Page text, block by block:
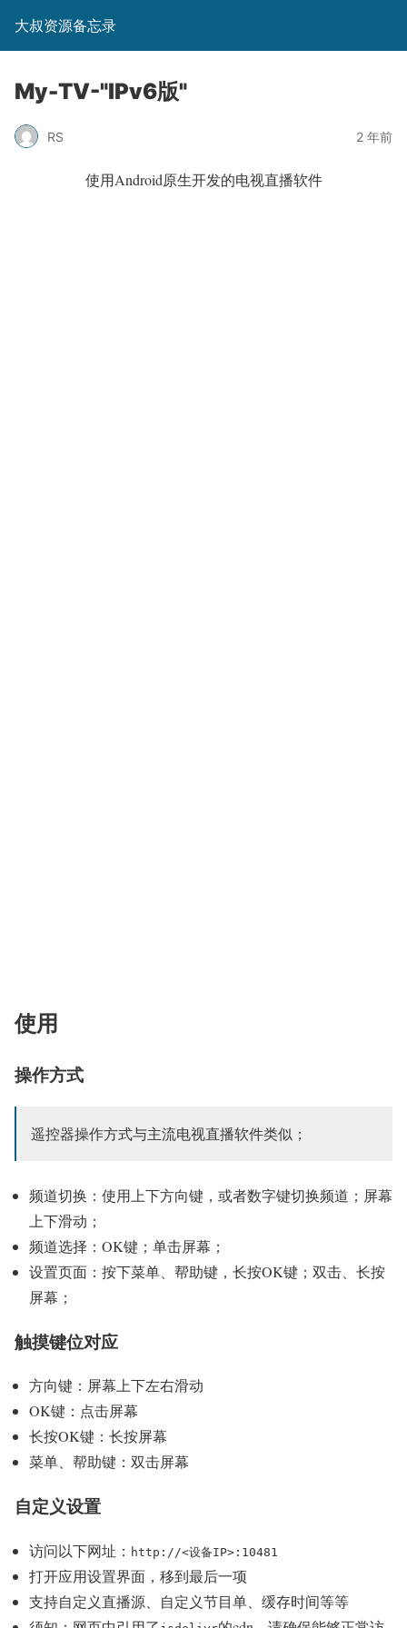
大叔资源备忘录
My-TV-"IPv6版"
RS 2 年前
使用Android原生开发的电视直播软件
使用
操作方式
遥控器操作方式与主流电视直播软件类似；
频道切换：使用上下方向键，或者数字键切换频道；屏幕
上下滑动；
频道选择：OK键；单击屏幕；
设置页面：按下菜单、帮助键，长按OK键；双击、长按
屏幕；
触摸键位对应
方向键：屏幕上下左右滑动
OK键：点击屏幕
长按OK键：长按屏幕
菜单、帮助键：双击屏幕
自定义设置
访问以下网址： http://<设备IP>:10481
打开应用设置界面，移到最后一项
支持自定义直播源、自定义节目单、缓存时间等等